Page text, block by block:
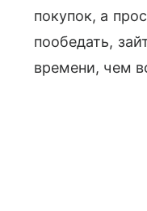
покупок, а
пообедать,
времени, чем